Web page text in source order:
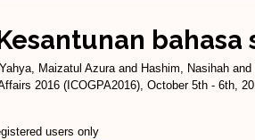
Yahya, Maizatul Azuraand Hashim, Nasihah and
2016 (ICOGPA2016), October 5th - 6th,
users only